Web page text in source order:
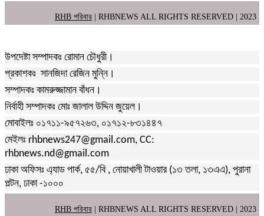
RHB পরিবার | RHBNEWS ALL RIGHTS RESERVED | 2023
উপদেষ্টা সম্পাদকঃ রোমান চৌধুরী।
প্রকাশকঃ সানজিদা রেজিন মুন্নি।
সম্পাদকঃ কামরুজ্জামান বাঁধন।
নির্বাহী সম্পাদকঃ মোঃ জালাল উদ্দিন জুয়েল।
মোবাইলঃ ০১৭১১-৯৫৭২৬৩, ০১৭১২-৮৩১৪৪৭
মেইলঃ rhbnews247@gmail.com, CC:
rhbnews.nd@gmail.com
ঢাকা অফিসঃ এ্যাড পার্ক, ৫৫/বি , নোয়াখালী টাওয়ার (১৩ তলা, ১৩এএ), পুরানা
পল্টন, ঢাকা -১০০০
RHB পরিবার | RHBNEWS ALL RIGHTS RESERVED | 2023